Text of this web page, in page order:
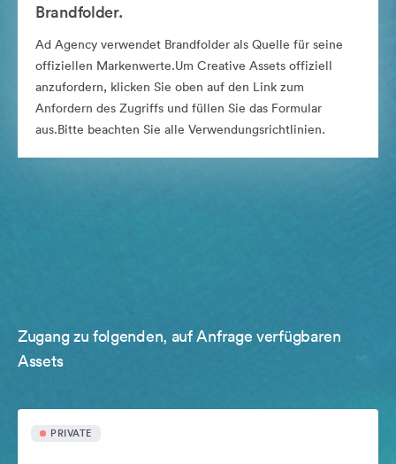
Brandfolder.
Ad Agency verwendet Brandfolder als Quelle für seine
offiziellen Markenwerte.Um Creative Assets offiziell
anzufordern, klicken Sie oben auf den Link zum
Anfordern des Zugriffs und füllen Sie das Formular
aus.Bitte beachten Sie alle Verwendungsrichtlinien.
Zugang zu folgenden, auf Anfrage verfügbaren
Assets
PRIVATE